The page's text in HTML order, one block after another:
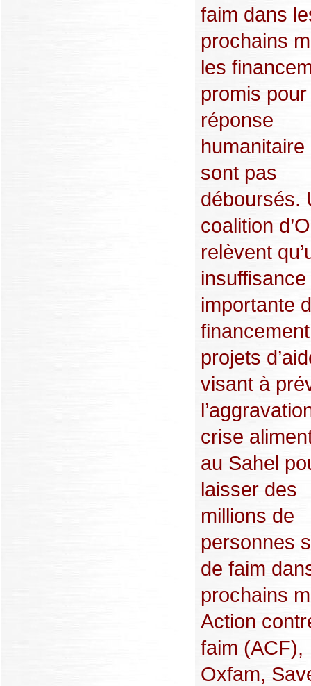
faim dans
prochains
les
promis
réponse
humanitaire
sont pas
déboursés.
coalition
relèvent
insuffisance
importante
projets
visant à
crise
au Sahel
laisser des
millions de
personnes
de faim
prochains
Action
faim (ACF),
Oxfam,